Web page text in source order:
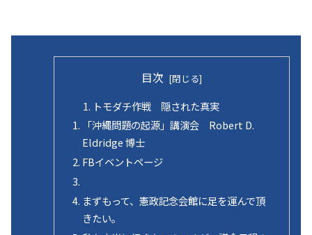
目次
トモダチ作戦 隠された真実
「沖縄問題の起源」講演会 Robert D.
Eldridge 博士
FBイベントページ
まずもって、憲政記念会館に足を運んで頂
きたい。